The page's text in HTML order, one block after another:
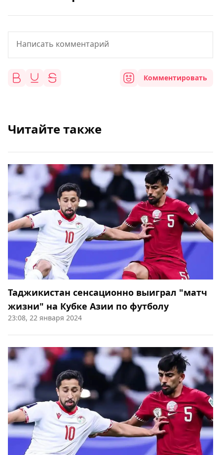
Комментировать
Читайте также
Таджикистан сенсационно выиграл "матч
жизни" на Кубке Азии по футболу
23:08, 22 января 2024